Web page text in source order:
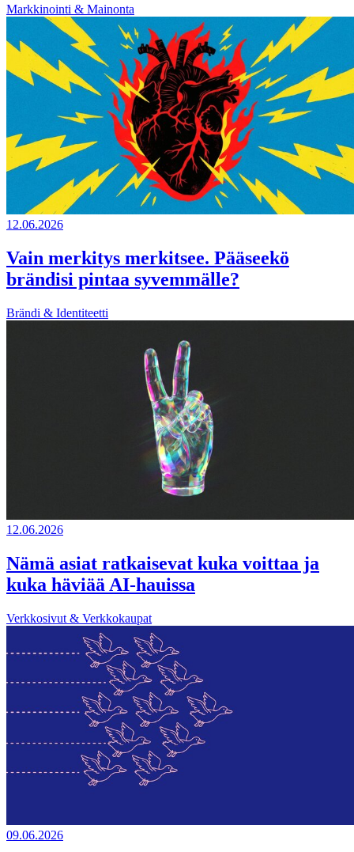
Markkinointi & Mainonta
12.06.2026
Vain merkitys merkitsee. Pääseekö
brändisi pintaa syvemmälle?
Brändi & Identiteetti
12.06.2026
Nämä asiat ratkaisevat kuka voittaa ja
kuka häviää AI-hauissa
Verkkosivut & Verkkokaupat
09.06.2026